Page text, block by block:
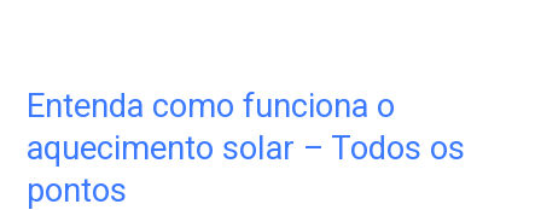
Entenda como funciona o
aquecimento solar – Todos os
pontos
Entenda
funciona
o